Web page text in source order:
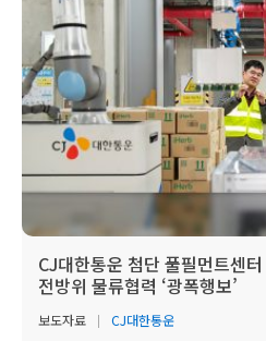
CJ대한통운 첨단 풀필먼트센
전방위 물류협력 ‘광폭행보’
보도자료
CJ대한통운